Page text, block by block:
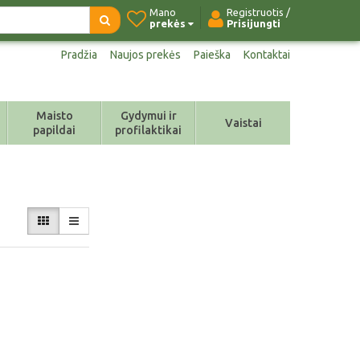
Registruotis /
Prisijungti
Mano
prekės
Pradžia Naujos prekės Paieška Kontaktai
Maisto
papildai
Gydymui ir
profilaktikai
Vaistai